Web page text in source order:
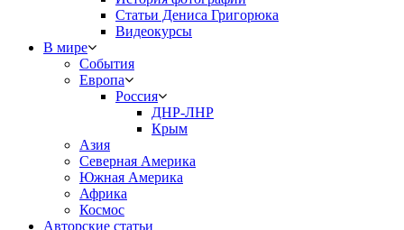
Статьи Дениса Григорюка
Видеокурсы
В мире
События
Европа
Россия
ДНР-ЛНР
Крым
Азия
Северная Америка
Южная Америка
Африка
Космос
Авторские статьи